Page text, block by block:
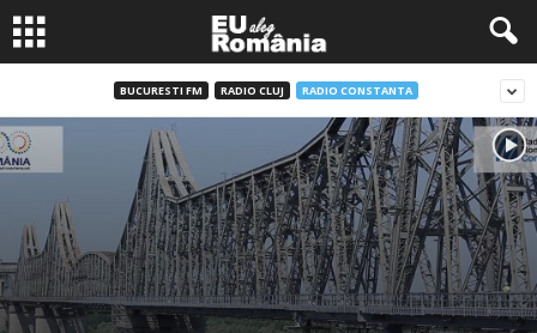
BUCURESTI FM RADIO CLUJ RADIO CONSTANTA